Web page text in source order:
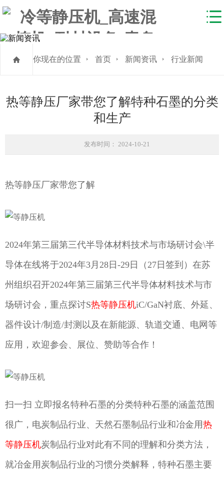
你现在的位置 首页 新闻资讯 行业新闻
热等静压厂家带您了解特种石墨的分类
和生产
发布时间： 2024-10-21
热等静压厂家带您了解
2024年第三届第三代半导体材料技术与市场研讨会\半
导体在线将于2024年3月28日-29日（27日签到）在苏
州组织召开2024年第三届第三代半导体材料技术与市
场研讨会，重点探讨S热等静压机iC/GaN衬底、外延、
器件设计/制造/封测以及在新能源、轨道交通、电网等
应用，欢迎参会、展位、赞助等合作！
扫一扫 立即报名特种石墨的分类特种石墨的涵盖范围
很广，电炭制品行业、天然石墨制品行业和冶金用热
等静压机炭制品行业对此有不同的理解和分类方法，
就冶金用炭制品行业的习惯分类解释，特种石墨主要